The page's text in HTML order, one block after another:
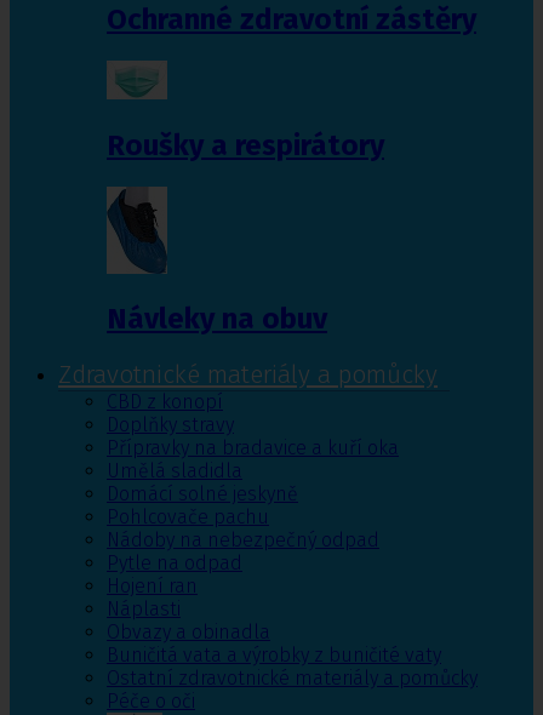
Ochranné zdravotní zástěry
Roušky a respirátory
Návleky na obuv
Zdravotnické materiály a pomůcky
CBD z konopí
Doplňky stravy
Přípravky na bradavice a kuří oka
Umělá sladidla
Domácí solné jeskyně
Pohlcovače pachu
Nádoby na nebezpečný odpad
Pytle na odpad
Hojení ran
Náplasti
Obvazy a obinadla
Buničitá vata a výrobky z buničité vaty
Ostatní zdravotnické materiály a pomůcky
Péče o oči